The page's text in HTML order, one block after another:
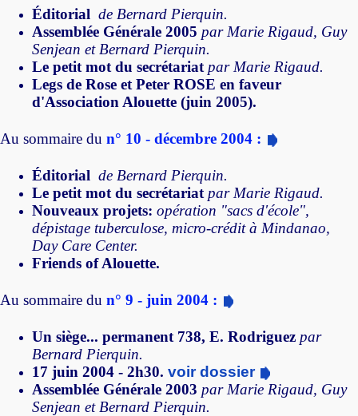
Éditorial de Bernard Pierquin.
Assemblée Générale 2005 par Marie Rigaud, Guy
Senjean et Bernard Pierquin.
Le petit mot du secrétariat par Marie Rigaud.
Legs de Rose et Peter ROSE en faveur
d'Association Alouette (juin 2005).
Au sommaire du n° 10 - décembre 2004 :
Éditorial de Bernard Pierquin.
Le petit mot du secrétariat par Marie Rigaud.
Nouveaux projets: opération "sacs d'école",
dépistage tuberculose, micro-crédit à Mindanao,
Day Care Center.
Friends of Alouette.
Au sommaire du n° 9 - juin 2004 :
Un siège... permanent 738, E. Rodriguez par
Bernard Pierquin.
17 juin 2004 - 2h30. voir dossier
Assemblée Générale 2003 par Marie Rigaud, Guy
Senjean et Bernard Pierquin.